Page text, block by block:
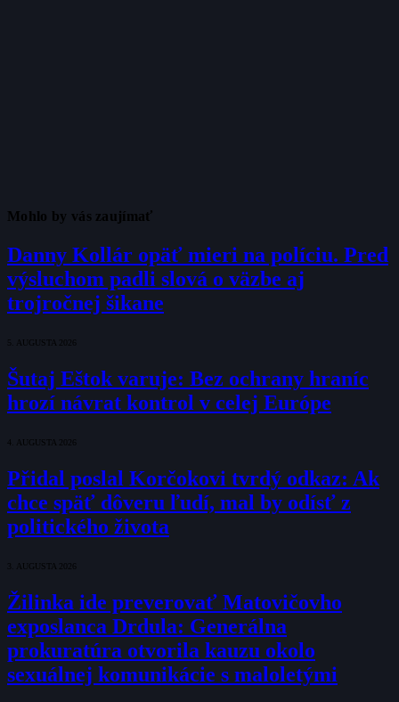
Mohlo by vás zaujímať
Danny Kollár opäť mieri na políciu. Pred
výsluchom padli slová o väzbe aj
trojročnej šikane
5. AUGUSTA 2026
Šutaj Eštok varuje: Bez ochrany hraníc
hrozí návrat kontrol v celej Európe
4. AUGUSTA 2026
Přidal poslal Korčokovi tvrdý odkaz: Ak
chce späť dôveru ľudí, mal by odísť z
politického života
3. AUGUSTA 2026
Žilinka ide preverovať Matovičovho
exposlanca Drdula: Generálna
prokuratúra otvorila kauzu okolo
sexuálnej komunikácie s maloletými